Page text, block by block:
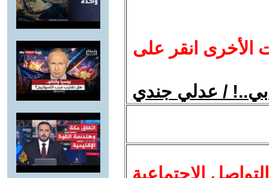
الأخرى انقر على
/ عدلي جندي
الاجتماعية